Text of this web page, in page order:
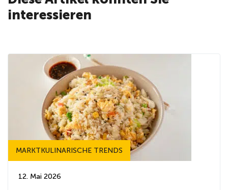
interessieren
MARKTKULINARISCHE TRENDS
12. Mai 2026